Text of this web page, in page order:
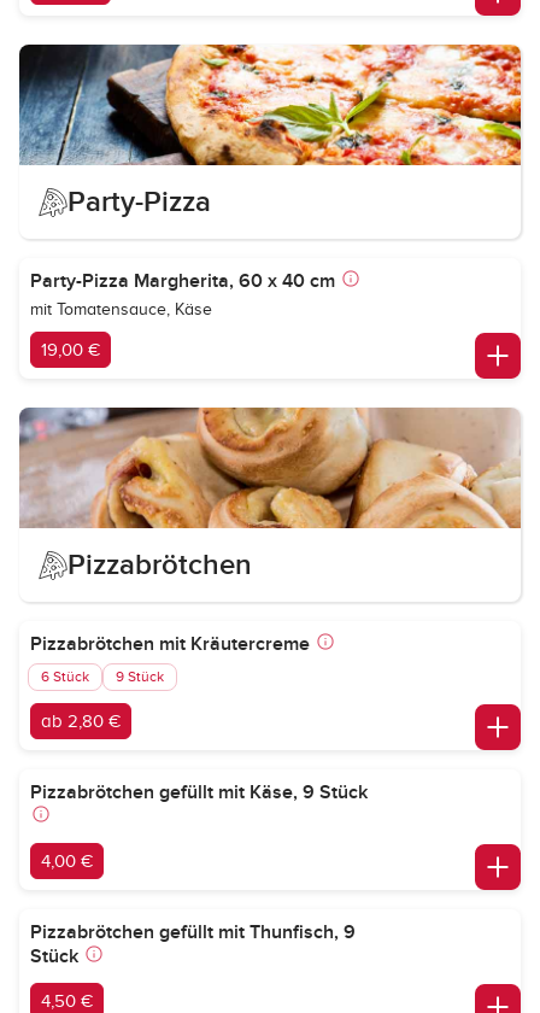
Party-Pizza
Party-Pizza Margherita, 60 x 40 cm
mit Tomatensauce, Käse
19,00 €
Pizzabrötchen
Pizzabrötchen mit Kräutercreme
6 Stück 9 Stück
ab 2,80 €
Pizzabrötchen gefüllt mit Käse, 9 Stück
4,00 €
Pizzabrötchen gefüllt mit Thunfisch, 9
Stück
4,50 €